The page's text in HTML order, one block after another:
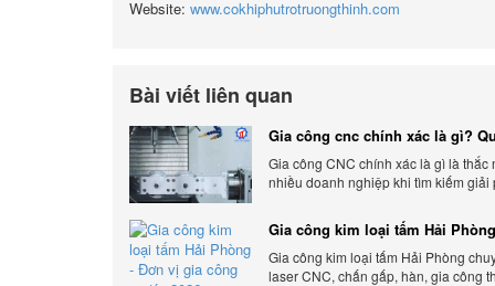
Website: www.cokhiphutrotruongthinh.com
Bài viết liên quan
Gia công cnc chính xác là gì?
chính xác, đẳng cấp
Gia công CNC chính xác là gì là thắc
nhiều doanh nghiệp khi tìm kiếm giải
Gia công kim loại tấm Hải
gia công uy tín 2026
Gia công kim loại tấm Hải Phòng
laser CNC, chấn gấp, hàn, gia công